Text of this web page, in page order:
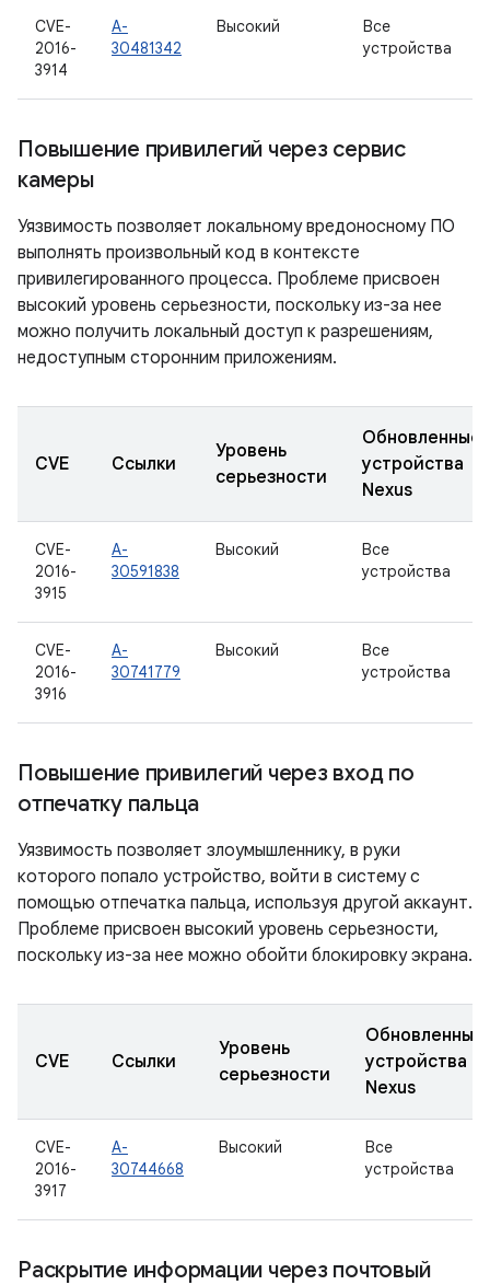
CVE-
2016-
3914
A-
30481342
Высокий
Все
устройства
Повышение привилегий через сервис
камеры
Уязвимость позволяет локальному вредоносному ПО
выполнять произвольный код в контексте
привилегированного процесса. Проблеме присвоен
высокий уровень серьезности, поскольку из-за нее
можно получить локальный доступ к разрешениям,
недоступным сторонним приложениям.
CVE Ссылки
Уровень
серьезности
Обновленные
устройства
Nexus
CVE-
2016-
3915
A-
30591838
Высокий
Все
устройства
CVE-
2016-
3916
A-
30741779
Высокий
Все
устройства
Повышение привилегий через вход по
отпечатку пальца
Уязвимость позволяет злоумышленнику, в руки
которого попало устройство, войти в систему с
помощью отпечатка пальца, используя другой аккаунт.
Проблеме присвоен высокий уровень серьезности,
поскольку из-за нее можно обойти блокировку экрана.
CVE Ссылки
Уровень
серьезности
Обновленные
устройства
Nexus
CVE-
2016-
3917
A-
30744668
Высокий
Все
устройства
Раскрытие информации через почтовый